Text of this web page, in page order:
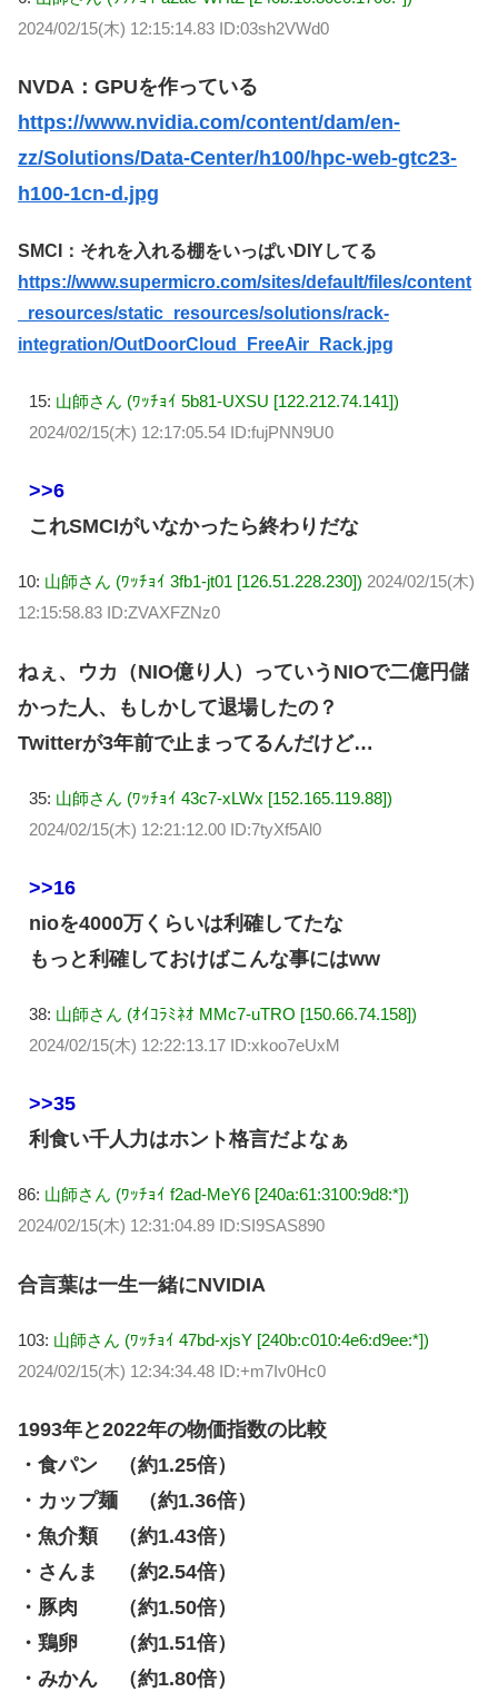
2024/02/15(木) 12:15:14.83 ID:03sh2VWd0
NVDA：GPUを作っている
https://www.nvidia.com/content/dam/en-
zz/Solutions/Data-Center/h100/hpc-web-gtc23-
h100-1cn-d.jpg
SMCI：それを入れる棚をいっぱいDIYしてる
https://www.supermicro.com/sites/default/files/content
_resources/static_resources/solutions/rack-
integration/OutDoorCloud_FreeAir_Rack.jpg
15: 山師さん (ﾜｯﾁｮｲ 5b81-UXSU [122.212.74.141])
2024/02/15(木) 12:17:05.54 ID:fujPNN9U0
>>6
これSMCIがいなかったら終わりだな
10: 山師さん (ﾜｯﾁｮｲ 3fb1-jt01 [126.51.228.230]) 2024/02/15(木)
12:15:58.83 ID:ZVAXFZNz0
ねぇ、ウカ（NIO億り人）っていうNIOで二億円儲
かった人、もしかして退場したの？
Twitterが3年前で止まってるんだけど…
35: 山師さん (ﾜｯﾁｮｲ 43c7-xLWx [152.165.119.88])
2024/02/15(木) 12:21:12.00 ID:7tyXf5Al0
>>16
nioを4000万くらいは利確してたな
もっと利確しておけばこんな事にはww
38: 山師さん (ｵｲｺﾗﾐﾈｵ MMc7-uTRO [150.66.74.158])
2024/02/15(木) 12:22:13.17 ID:xkoo7eUxM
>>35
利食い千人力はホント格言だよなぁ
86: 山師さん (ﾜｯﾁｮｲ f2ad-MeY6 [240a:61:3100:9d8:*])
2024/02/15(木) 12:31:04.89 ID:SI9SAS890
合言葉は一生一緒にNVIDIA
103: 山師さん (ﾜｯﾁｮｲ 47bd-xjsY [240b:c010:4e6:d9ee:*])
2024/02/15(木) 12:34:34.48 ID:+m7Iv0Hc0
1993年と2022年の物価指数の比較
・食パン （約1.25倍）
・カップ麺 （約1.36倍）
・魚介類 （約1.43倍）
・さんま （約2.54倍）
・豚肉 （約1.50倍）
・鶏卵 （約1.51倍）
・みかん （約1.80倍）